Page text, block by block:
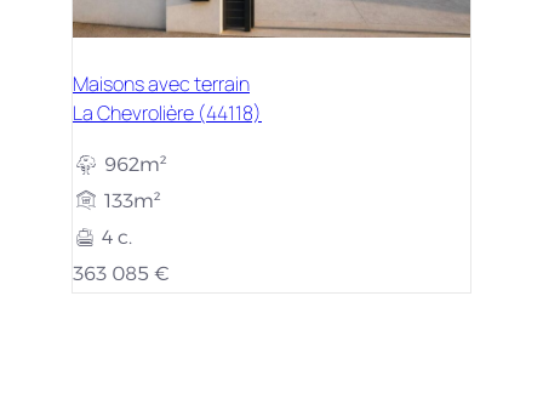
Maisons avec terrain
La Chevrolière (44118)
962m²
133m²
4 c.
363 085 €